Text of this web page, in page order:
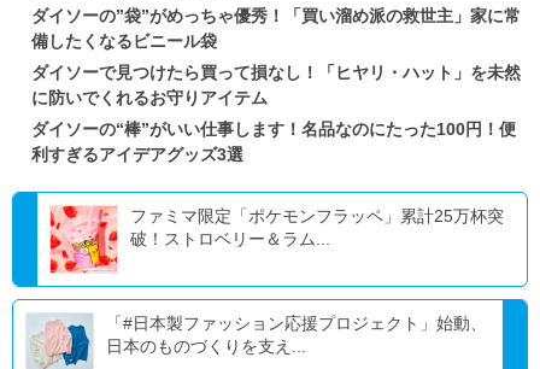
ダイソーの”袋”がめっちゃ優秀！「買い溜め派の救世主」家に常
備したくなるビニール袋
ダイソーで見つけたら買って損なし！「ヒヤリ・ハット」を未然
に防いでくれるお守りアイテム
ダイソーの“棒”がいい仕事します！名品なのにたった100円！便
利すぎるアイデアグッズ3選
ファミマ限定「ポケモンフラッペ」累計25万杯突
破！ストロベリー＆ラム...
「#日本製ファッション応援プロジェクト」始動、
日本のものづくりを支え...